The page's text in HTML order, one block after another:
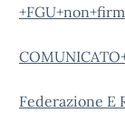
Federazione E